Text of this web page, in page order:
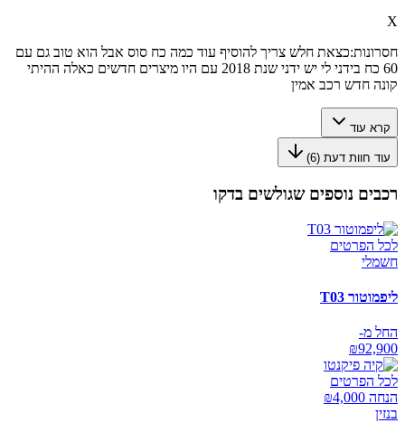
X
חסרונות:כצאת חלש צריך להוסיף עוד כמה כח סוס אבל הוא טוב גם עם
60 כח בידני לי יש ידני שנת 2018 עם היו מיצרים חדשים כאלה ההיתי
קונה חדש רכב אמין
קרא עוד
עוד חוות דעת (6
)
רכבים נוספים שגולשים בדקו
לכל הפרטים
חשמלי
ליפמוטור T03
החל מ-
₪92,900
לכל הפרטים
הנחה ₪ 4,000
בנזין